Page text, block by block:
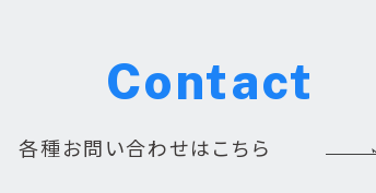
Contact
各種お問い合わせはこちら